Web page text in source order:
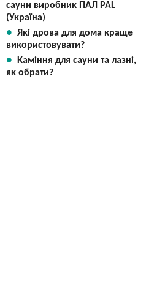
сауни виробник ПАЛ PAL
(Україна)
Які дрова для дома краще
використовувати?
Каміння для сауни та лазні,
як обрати?